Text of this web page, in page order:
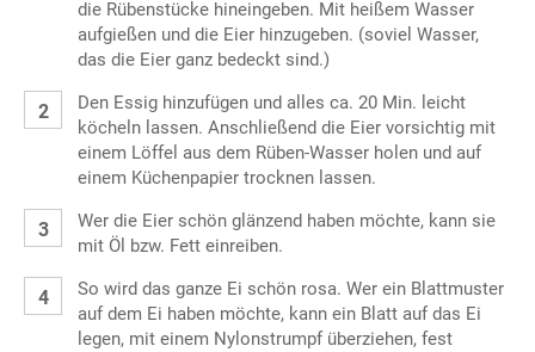
die Rübenstücke hineingeben. Mit heißem Wasser
aufgießen und die Eier hinzugeben. (soviel Wasser,
das die Eier ganz bedeckt sind.)
Den Essig hinzufügen und alles ca. 20 Min. leicht
köcheln lassen. Anschließend die Eier vorsichtig mit
einem Löffel aus dem Rüben-Wasser holen und auf
einem Küchenpapier trocknen lassen.
Wer die Eier schön glänzend haben möchte, kann sie
mit Öl bzw. Fett einreiben.
So wird das ganze Ei schön rosa. Wer ein Blattmuster
auf dem Ei haben möchte, kann ein Blatt auf das Ei
legen, mit einem Nylonstrumpf überziehen, fest